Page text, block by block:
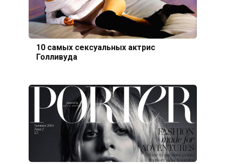
10 самых сексуальных актрис
Голливуда